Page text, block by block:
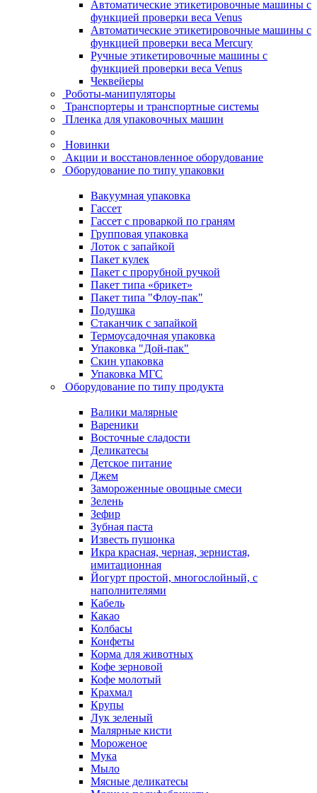
Автоматические этикетировочные машины с
функцией проверки веса Venus
Автоматические этикетировочные машины с
функцией проверки веса Mercury
Ручные этикетировочные машины с
функцией проверки веса Venus
Чеквейеры
Роботы-манипуляторы
Транспортеры и транспортные системы
Пленка для упаковочных машин
Новинки
Акции и восстановленное оборудование
Оборудование по типу упаковки
Вакуумная упаковка
Гассет
Гассет с проваркой по граням
Групповая упаковка
Лоток с запайкой
Пакет кулек
Пакет с прорубной ручкой
Пакет типа «брикет»
Пакет типа "Флоу-пак"
Подушка
Стаканчик с запайкой
Термоусадочная упаковка
Упаковка "Дой-пак"
Скин упаковка
Упаковка МГС
Оборудование по типу продукта
Валики малярные
Вареники
Восточные сладости
Деликатесы
Детское питание
Джем
Замороженные овощные смеси
Зелень
Зефир
Зубная паста
Известь пушонка
Икра красная, черная, зернистая,
имитационная
Йогурт простой, многослойный, с
наполнителями
Кабель
Какао
Колбасы
Конфеты
Корма для животных
Кофе зерновой
Кофе молотый
Крахмал
Крупы
Лук зеленый
Малярные кисти
Мороженое
Мука
Мыло
Мясные деликатесы